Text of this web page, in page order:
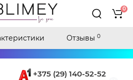
+375 (29) 140-52-52
0
Отзывы 0